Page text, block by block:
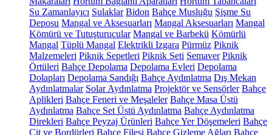
Su Zamanlayıcı Sulaklar Bidon Bahçe Musluğu Şişme Su
Deposu Mangal ve Aksesuarları Mangal Aksesuarları Mangal
Kömürü ve Tutuşturucular Mangal ve Barbekü Kömürlü
Mangal Tüplü Mangal Elektrikli Izgara Pürmüz Piknik
Malzemeleri Piknik Sepetleri Piknik Seti Semaver Piknik
Örtüleri Bahçe Depolama Depolama Evleri Depolama
Dolapları Depolama Sandığı Bahçe Aydınlatma Dış Mekan
Aydınlatmalar Solar Aydınlatma Projektör ve Sensörler Bahçe
Aplikleri Bahçe Feneri ve Meşaleler Bahçe Masa Üstü
Aydınlatma Bahçe Set Üstü Aydınlatma Bahçe Aydınlatma
Direkleri Bahçe Peyzaj Ürünleri Bahçe Yer Döşemeleri Bahçe
Çit ve Bordürleri Bahçe Filesi Bahçe Gizleme Ağları Bahçe